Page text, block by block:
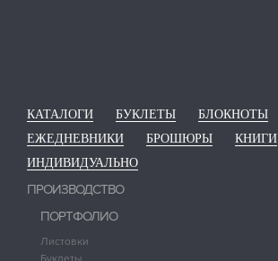
КАТАЛОГИ БУКЛЕТЫ
БЛОКНОТЫ
ЕЖЕДНЕВНИКИ
БРОШЮРЫ
КНИГИ
ИНДИВИДУАЛЬНО
ПРОИЗВОДСТВО
ПОРТФОЛИО
Листовки